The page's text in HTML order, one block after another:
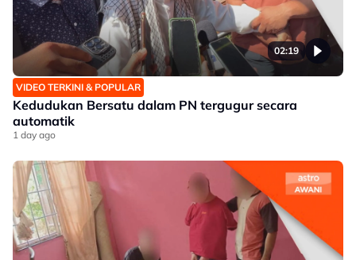
02:19
VIDEO TERKINI & POPULAR
Kedudukan Bersatu dalam PN tergugur secara
automatik
1 day ago